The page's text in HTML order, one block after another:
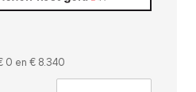
0 en € 8.340